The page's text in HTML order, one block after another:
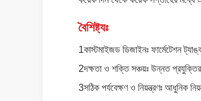
বৈশিষ্ট্যঃ
1কাস্টমাইজড ডিজাইনঃ ফার্মেটেশন
2দক্ষতা ও শক্তি সঞ্চয়ঃ উন্নত
3সঠিক পর্যবেক্ষণ ও নিয়ন্ত্রণঃ আধুনিক